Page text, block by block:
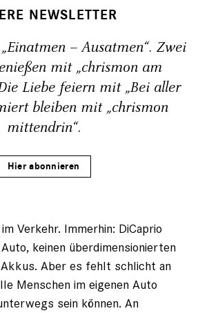
NEWSLETTER
– Ausatmen“. Zwei
mit „chrismon am
Liebe feiern mit „Bei aller
bleiben mit „chrismon
mittendrin“.
Hier abonnieren
Verkehr. Immerhin: DiCaprio
keinen überdimensionierten
Aber es fehlt schlicht an
Menschen im eigenen Auto
sein können. An